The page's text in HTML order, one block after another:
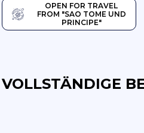
OPEN FOR TRAVEL
FROM "SAO TOME UND
PRINCIPE"
VOLLSTÄNDIGE